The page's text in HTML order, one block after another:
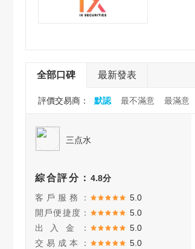
全部口碑 最新發表
評價交易商： 默認 最不滿意 最滿意
三点水
綜合評分： 4.8分
客戶服務：
5.0
開戶便捷度：
5.0
出入金：
5.0
交易成本：
5.0